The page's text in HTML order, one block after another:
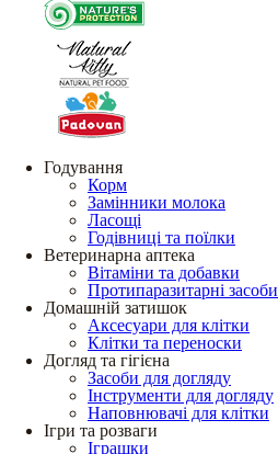
Годування
Корм
Замінники молока
Ласощі
Годівниці та поїлки
Ветеринарна аптека
Вітаміни та добавки
Протипаразитарні засоби
Домашній затишок
Аксесуари для клітки
Клітки та переноски
Догляд та гігієна
Засоби для догляду
Інструменти для догляду
Наповнювачі для клітки
Ігри та розваги
Іграшки